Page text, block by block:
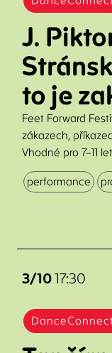
J.
to je
Feet Forward
zákazech,
Vhodné pro 7–11 let
performance
3/1017:30